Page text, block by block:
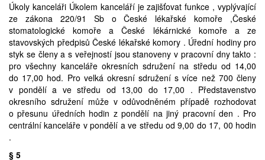
Úkoly kanceláři Úkolem kanceláří je zajišťovat funkce , vyplývající
ze zákona 220/91 Sb o České lékařské komoře ,České
stomatologické komoře a České lékárnické komoře a ze
stavovských předpisů České lékařské komory . Úřední hodiny pro
styk se členy a s veřejností jsou stanoveny v pracovní dny takto :
pro všechny kanceláře okresních sdružení na středu od 14,00
do 17,00 hod. Pro velká okresní sdružení s více než 700 členy
v pondělí a ve středu od 13,00 do 17,00 . Představenstvo
okresního sdružení může v odůvodněném případě rozhodovat
o přesunu úředních hodin z pondělí na jiný pracovní den . Pro
centrální kanceláře v pondělí a ve středu od 9,00 do 17, 00 hodin
.
§ 5